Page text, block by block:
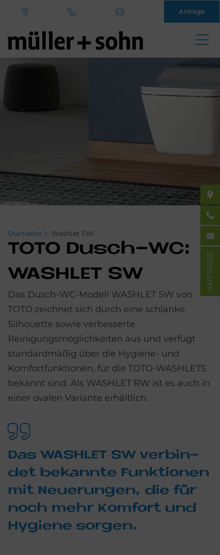
zum
Inhalt
Anfrage
Startseite Washlet SW
TOTO Dusch-WC:
WA­SH­LET SW
Das Dusch-WC-Modell WASHLET SW von
TOTO zeichnet sich durch eine schlanke
Silhouette sowie verbesserte
Reinigungsmöglichkeiten aus und verfügt
standardmäßig über die Hygiene- und
Komfortfunktionen, für die TOTO-WASHLETS
bekannt sind. Als WASHLET RW ist es auch in
einer ovalen Variante erhältlich.
Das WA­SH­LET SW ver­bin­
det be­kann­te Funk­tio­nen
mit Neue­run­gen, die für
noch mehr Kom­fort und
Hy­gie­ne sor­gen.
ANFRAGE